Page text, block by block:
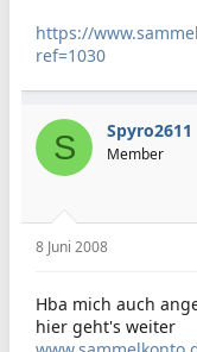
https://
ref=1030
S Spyro2611
Member
8 Juni 2008
Hba mich auch
hier geht's weiter